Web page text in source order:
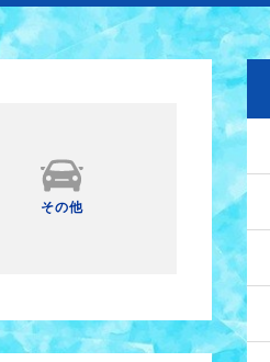
その他